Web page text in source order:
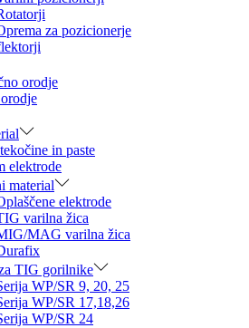
za pozicionerje
orodje
in paste
elektrode
material
elektrode
varilna žica
MAG varilna žica
TIG gorilnike
WP/SR 9, 20, 25
WP/SR 17,18,26
WP/SR 24